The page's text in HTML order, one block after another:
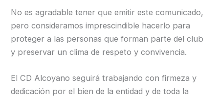
No es agradable tener que emitir este comunicado,
pero consideramos imprescindible hacerlo para
proteger a las personas que forman parte del club
y preservar un clima de respeto y convivencia.
El CD Alcoyano seguirá trabajando con firmeza y
dedicación por el bien de la entidad y de toda la